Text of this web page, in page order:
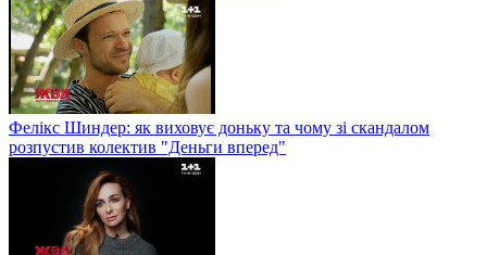
Фелікс Шиндер: як виховує доньку та чому зі скандалом
розпустив колектив "Деньги вперед"